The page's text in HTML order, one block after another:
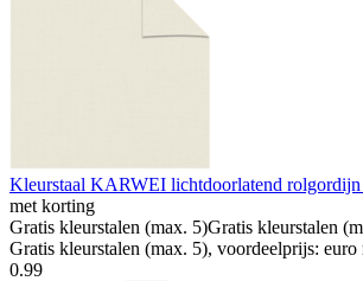
Kleurstaal KARWEI lichtdoorlatend
met korting
Gratis kleurstalen (max. 5)Gratis kleurstalen
Gratis kleurstalen (max. 5), voordeelprijs:
0.99